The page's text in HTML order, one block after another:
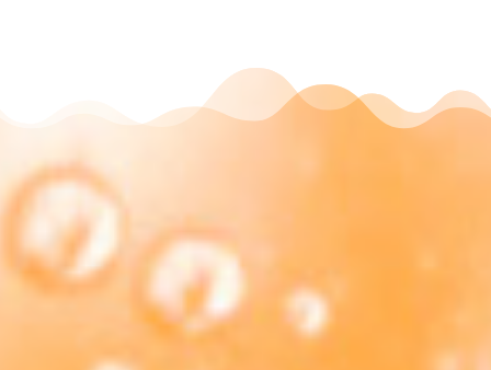
Compra ahora y recibe tus productos
en menos de 72h.
Ofertas en salud y
belleza